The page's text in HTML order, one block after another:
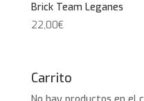
Brick Team Leganes
22,00€
Carrito